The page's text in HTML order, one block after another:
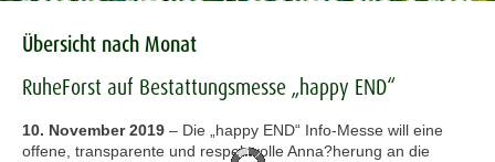
Übersicht nach Monat
RuheForst auf Bestattungsmesse „happy END“
10. November 2019 – Die „happy END“ Info-Messe will eine
offene, transparente und respektvolle Anna?herung an die